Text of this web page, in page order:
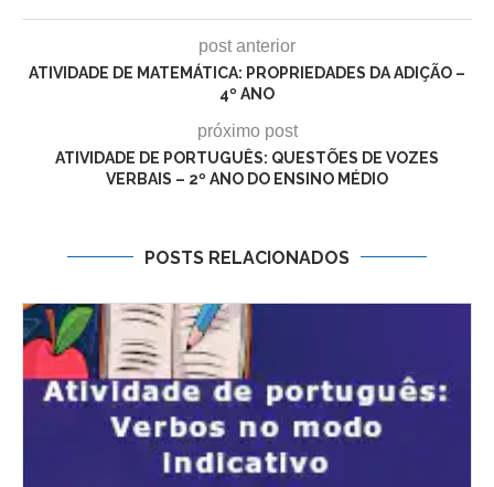
post anterior
ATIVIDADE DE MATEMÁTICA: PROPRIEDADES DA ADIÇÃO –
4º ANO
próximo post
ATIVIDADE DE PORTUGUÊS: QUESTÕES DE VOZES
VERBAIS – 2º ANO DO ENSINO MÉDIO
POSTS RELACIONADOS